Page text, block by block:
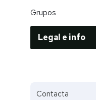
Grupos
Legal e info
Contacta